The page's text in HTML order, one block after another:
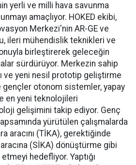
yerli ve milli hava savunma
amaçlıyor. HOKED ekibi,
Merkezi'nin AR-GE ve
ileri mühendislik teknikleri ve
birleştirerek geleceğin
sürdürüyor. Merkezin sahip
ve yeni nesil prototip geliştirme
gençler otonom sistemler, yapay
en yeni teknolojileri
gelişimini takip ediyor. Genç
yürütülen çalışmalarda
aracını (TİKA), gerektiğinde
(SİKA) dönüştürme gibi
hedefliyor. Yaptığı